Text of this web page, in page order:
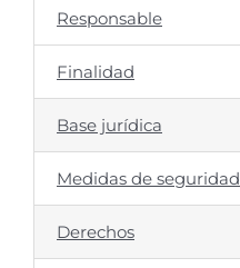
Responsable
Finalidad
Base jurídica
Medidas de seguridad
Derechos